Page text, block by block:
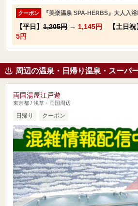
クーポン 『美楽温泉 SPA-HERBS』大人入
【平日】 1,205円 → 1,145円 【土日祝
5円
周辺の温泉・日帰り温泉・スーパ
両国湯屋江戸遊
東京都 / 浅草・両国周辺
日帰り クーポン